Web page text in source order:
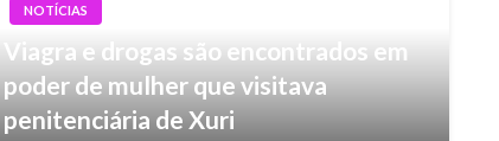
NOTÍCIAS
Viagra e drogas são encontrados em
poder de mulher que visitava
penitenciária de Xuri